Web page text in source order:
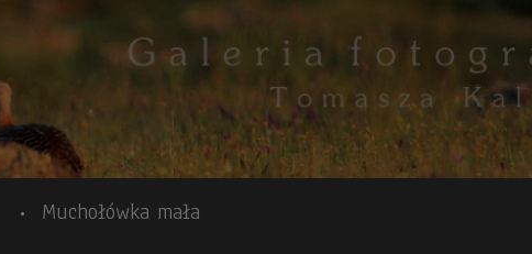
Muchołówka mała